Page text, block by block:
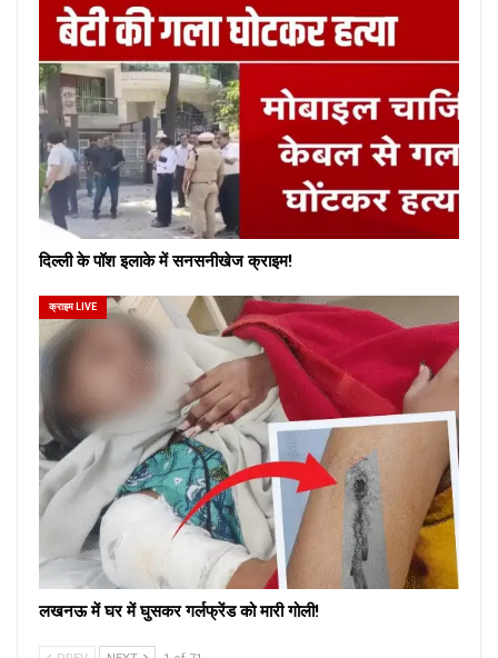
दिल्ली के पॉश इलाके में सनसनीखेज क्राइम!
क्राइम LIVE
लखनऊ में घर में घुसकर गर्लफ्रेंड को मारी गोली!